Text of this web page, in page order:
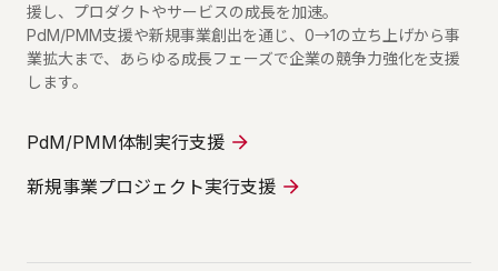
援し、プロダクトやサービスの成長を加速。
PdM/PMM支援や新規事業創出を通じ、0→1の立ち上げから事
業拡大まで、あらゆる成長フェーズで企業の競争力強化を支援
します。
PdM/PMM体制実行支援
新規事業プロジェクト実行支援